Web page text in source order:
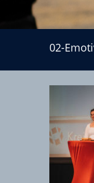
02-